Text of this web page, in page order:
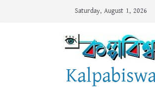
Saturday, August 1, 2026